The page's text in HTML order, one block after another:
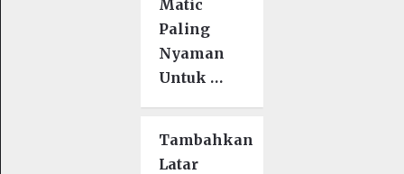
Matic
Paling
Nyaman
Untuk …
Tambahkan
Latar